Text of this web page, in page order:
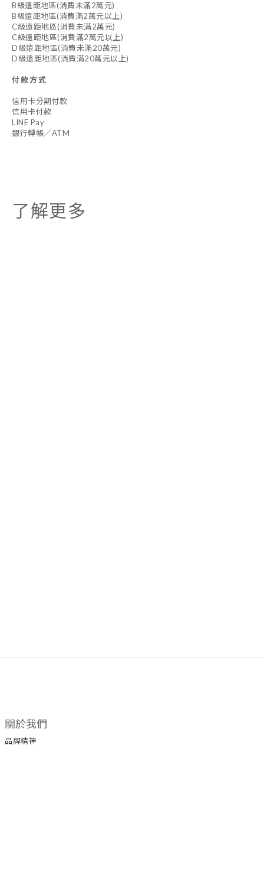
B級遠距地區(消費未滿2萬元)
B級遠距地區(消費滿2萬元以上)
C級遠距地區(消費未滿2萬元)
C級遠距地區(消費滿2萬元以上)
D級遠距地區(消費未滿20萬元)
D級遠距地區(消費滿20萬元以上)
付款方式
信用卡分期付款
信用卡付款
LINE Pay
銀行轉帳／ATM
了解更多
關於我們
品牌精神